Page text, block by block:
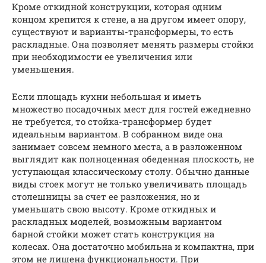
Кроме откидной конструкции, которая одним
концом крепится к стене, а на другом имеет опору,
существуют и варианты-трансформеры, то есть
раскладные. Она позволяет менять размеры стойки
при необходимости ее увеличения или
уменьшения.
Если площадь кухни небольшая и иметь
множество посадочных мест для гостей ежедневно
не требуется, то стойка-трансформер будет
идеальным вариантом. В собранном виде она
занимает совсем немного места, а в разложенном
выглядит как полноценная обеденная плоскость, не
уступающая классическому столу. Обычно данные
виды стоек могут не только увеличивать площадь
столешницы за счет ее разложения, но и
уменьшать свою высоту. Кроме откидных и
раскладных моделей, возможным вариантом
барной стойки может стать конструкция на
колесах. Она достаточно мобильна и компактна, при
этом не лишена функциональности. При